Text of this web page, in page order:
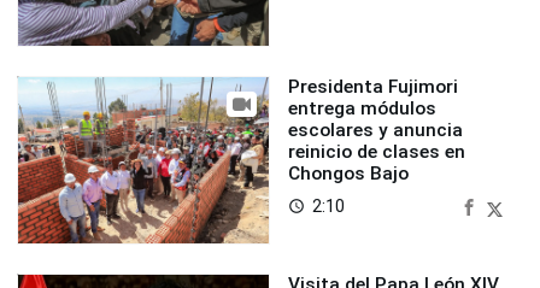
Presidenta Fujimori
entrega módulos
escolares y anuncia
reinicio de clases en
Chongos Bajo
access_time 2:10